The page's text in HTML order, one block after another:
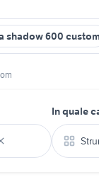
shadow 600 custom
In quale